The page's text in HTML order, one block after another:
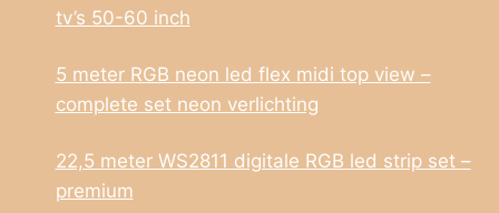
tv’s 50-60 inch
5 meter RGB neon led flex midi top view –
complete set neon verlichting
22,5 meter WS2811 digitale RGB led strip set –
premium